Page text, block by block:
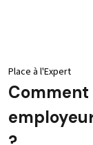
Place à l'Expert